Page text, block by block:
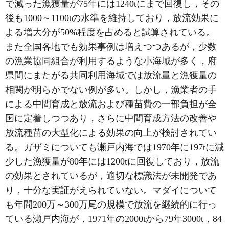
で減った漁獲量が75年には1240tにまで回復し，その
後も1000～1100tの水準を維持しており，放流効果に
よる増大分が50%程度を占めると試算されている。
また全国各地でも効果事例は増えつつあるが，少数
の漁業協同組合が利用するような小海域が多く，府
県間にまたがる共同利用海域では放流量と漁獲量の
相関が明らかでない例が多い。しかし，漁業者の手
による中間育成と放流および種苗費の一部負担が全
国に定着しつつあり，さらに中間育成方法の改善や
放流種苗の大型化による効果の向上が検討されてい
る。ガザミについても瀬戸内海では1970年に197tに減
少した漁獲量が80年には1200tに回復しており，放流
の効果とされているが，適切な標識法が未開発であ
り，十分な実証がえられていない。マダイについて
も年間200万～300万尾の規模で放流を継続的に行っ
ている瀬戸内海が，1971年の2000tから79年3000t，84